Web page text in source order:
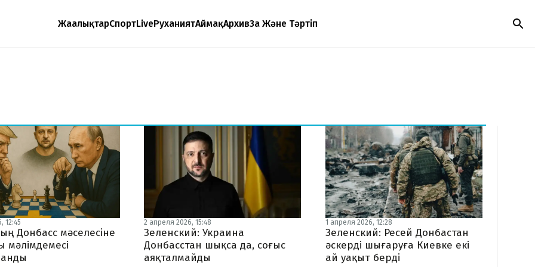
ЖаңалықтарСпортLiveРуханиятАймақАрхивЗаң Және Тәртіп
12:45
Донбасс мәселесіне
мәлімдемесі
2 апреля 2026, 15:48
Зеленский: Украина
Донбасстан шықса да, соғыс
аяқталмайды
1 апреля 2026, 12:28
Зеленский: Ресей Донбастан
әскерді шығаруға Киевке екі
ай уақыт берді